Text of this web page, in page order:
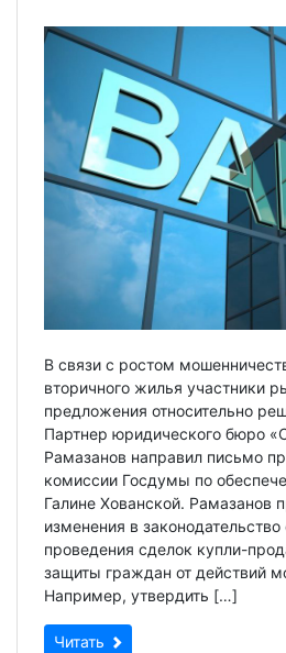
В связи с ростом
вторичного жилья участники
предложения относительно
Партнер юридического бюро
Рамазанов направил письмо
комиссии Госдумы по
Галине Хованской. Рамазанов
изменения в
проведения сделок купли-
защиты граждан от действий
Например, утвердить […]
Читать